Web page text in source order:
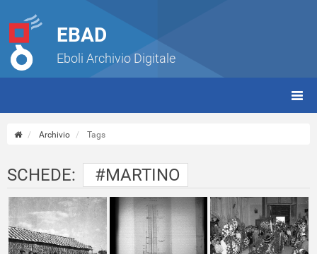
EBAD
Eboli Archivio Digitale
Archivio Tags
SCHEDE: #MARTINO